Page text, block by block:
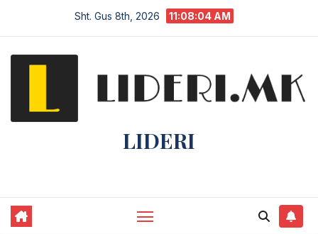
Sht. Gus 8th, 2026 11:08:05 AM
LIDERI